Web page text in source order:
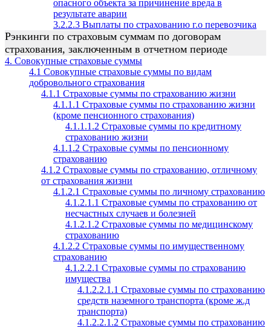
опасного объекта за причинение вреда в
результате аварии
3.2.2.3 Выплаты по страхованию г.о перевозчика
Рэнкинги по страховым суммам по договорам
страхования, заключенным в отчетном периоде
4. Совокупные страховые суммы
4.1 Совокупные страховые суммы по видам
добровольного страхования
4.1.1 Страховые суммы по страхованию жизни
4.1.1.1 Страховые суммы по страхованию жизни
(кроме пенсионного страхования)
4.1.1.1.2 Страховые суммы по кредитному
страхованию жизни
4.1.1.2 Страховые суммы по пенсионному
страхованию
4.1.2 Страховые суммы по страхованию, отличному
от страхования жизни
4.1.2.1 Страховые суммы по личному страхованию
4.1.2.1.1 Страховые суммы по страхованию от
несчастных случаев и болезней
4.1.2.1.2 Страховые суммы по медицинскому
страхованию
4.1.2.2 Страховые суммы по имущественному
страхованию
4.1.2.2.1 Страховые суммы по страхованию
имущества
4.1.2.2.1.1 Страховые суммы по страхованию
средств наземного транспорта (кроме ж.д
транспорта)
4.1.2.2.1.2 Страховые суммы по страхованию